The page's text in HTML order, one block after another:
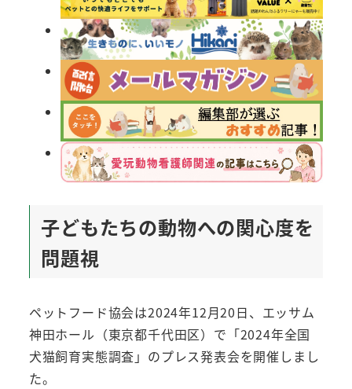
子どもたちの動物への関心度を
問題視
ペットフード協会は2024年12月20日、エッサム
神田ホール（東京都千代田区）で「2024年全国
犬猫飼育実態調査」のプレス発表会を開催しまし
た。